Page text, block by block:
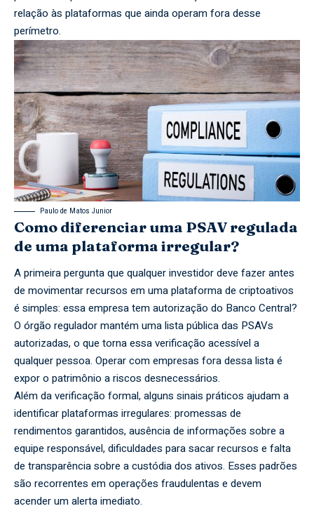
relação às plataformas que ainda operam fora desse
perímetro.
Paulo de Matos Junior
Como diferenciar uma PSAV regulada
de uma plataforma irregular?
A primeira pergunta que qualquer investidor deve fazer antes
de movimentar recursos em uma plataforma de criptoativos
é simples: essa empresa tem autorização do Banco Central?
O órgão regulador mantém uma lista pública das PSAVs
autorizadas, o que torna essa verificação acessível a
qualquer pessoa. Operar com empresas fora dessa lista é
expor o patrimônio a riscos desnecessários.
Além da verificação formal, alguns sinais práticos ajudam a
identificar plataformas irregulares: promessas de
rendimentos garantidos, ausência de informações sobre a
equipe responsável, dificuldades para sacar recursos e falta
de transparência sobre a custódia dos ativos. Esses padrões
são recorrentes em operações fraudulentas e devem
acender um alerta imediato.